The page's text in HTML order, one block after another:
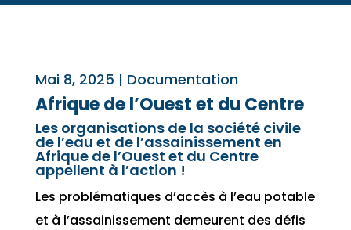
Mai 8, 2025 | Documentation
Afrique de l’Ouest et du Centre
Les organisations de la société civile
de l’eau et de l’assainissement en
Afrique de l’Ouest et du Centre
appellent à l’action !
Les problématiques d’accès à l’eau potable
et à l’assainissement demeurent des défis